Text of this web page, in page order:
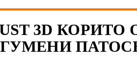
3D КОРИТО
ГУМЕНИ